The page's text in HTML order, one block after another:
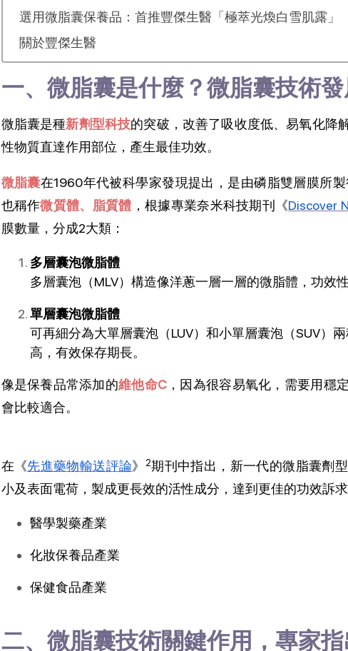
選用微脂囊保養品：首推豐傑生醫「極萃光煥白雪肌露」
關於豐傑生醫
一、微脂囊是什麼？微脂囊技術
微脂囊是種新劑型科技的突破，改善了吸收度低、易氧化降
性物質直達作用部位，產生最佳功效。
微脂囊在1960年代被科學家發現提出，是由磷脂雙層膜所
也稱作微質體、脂質體 ，根據專業奈米科技期刊《Discover
膜數量，分成2大類：
多層囊泡微脂體
多層囊泡（MLV）構造像洋蔥一層一層的微脂體，功效
單層囊泡微脂體
可再細分為大單層囊泡（LUV）和小單層囊泡（SUV）
高，有效保存期長。
像是保養品常添加的維他命C，因為很容易氧化，需要用穩
會比較適合。
在《先進藥物輸送評論》 2期刊中指出，新一代的微脂囊劑
小及表面電荷，製成更長效的活性成分，達到更佳的功效訴
醫學製藥產業
化妝保養品產業
保健食品產業
二、微脂囊技術關鍵作用，專家